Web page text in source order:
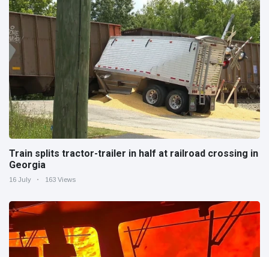
Train splits tractor-trailer in half at railroad crossing in
Georgia
16 July 163 Views